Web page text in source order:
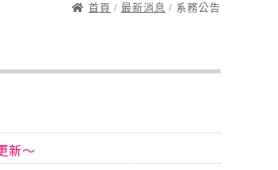
首頁 / 最新消息 / 系務公告
新～